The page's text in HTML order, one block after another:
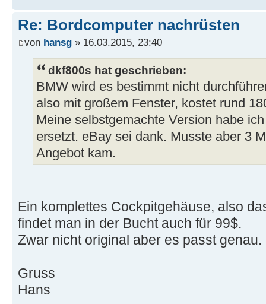
Re: Bordcomputer nachrüsten
von hansg » 16.03.2015, 23:40
dkf800s hat geschrieben:
BMW wird es bestimmt nicht
also mit großem Fenster, kostet rund
Meine selbstgemachte Version habe
ersetzt. eBay sei dank. Musste aber 3
Angebot kam.
Ein komplettes Cockpitgehäuse, also
findet man in der Bucht auch für 99$.
Zwar nicht original aber es passt
Gruss
Hans